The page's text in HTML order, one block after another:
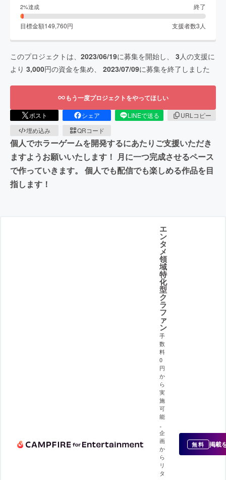
2%達成 終了
目標金額149,760円 支援者数3 人
このプロジェクトは、 2023/06/19に募集を開始し、 3人の支援に
より 3,000円の資金を集め、 2023/07/09に募集を終了しました
もう一度プロジェクトをやってほしい
ポスト シェア LINEで送る
URLコピー
埋め込み
QRコード
個人でホラーゲームを開発するにあたりご支援いただき
ますようお願いいたします！ 月に一つ完成させるペース
で作っていきます。 個人でも配信でも楽しめる作品を目
指します！
エ
ン
タ
メ
領
域
特
化
型
ク
ラ
フ
ァ
ン
手
数
料
0
円
か
ら
実
施
可
能
。
企
画
か
ら
リ
タ
無料 掲載